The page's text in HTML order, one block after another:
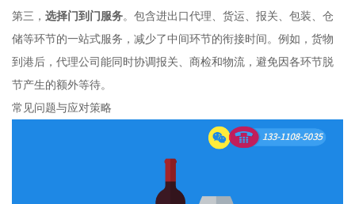
第三， 选择门到门服务。包含进出口代理、货运、报关、包装、仓
储等环节的一站式服务，减少了中间环节的衔接时间。例如，货物
到港后，代理公司能同时协调报关、商检和物流，避免因各环节脱
节产生的额外等待。
常见问题与应对策略